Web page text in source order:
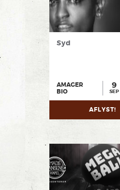
Syd
AMAGER
BIO
9
SEP
AFLYST!